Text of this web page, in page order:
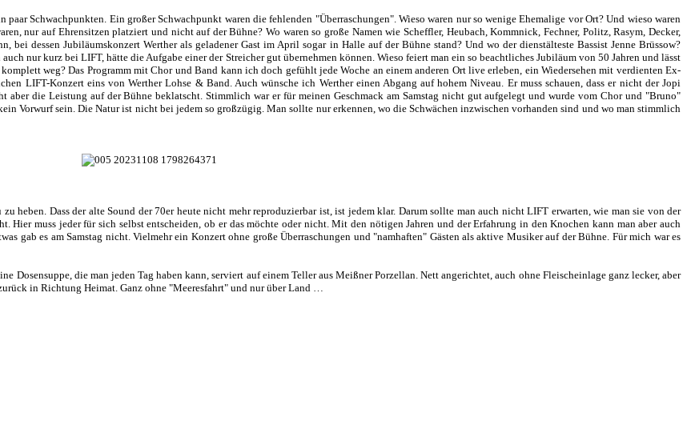
paar Schwachpunkten. Ein großer Schwachpunkt waren die fehlenden "Überraschungen". Wieso waren nur so wenige Ehemalige vor Ort? Und wieso waren
nur auf Ehrensitzen platziert und nicht auf der Bühne? Wo waren so große Namen wie Scheffler, Heubach, Kommnick, Fechner, Politz, Rasym, Decker,
bei dessen Jubiläumskonzert Werther als geladener Gast im April sogar in Halle auf der Bühne stand? Und wo der dienstälteste Bassist Jenne Brüssow?
nur kurz bei LIFT, hätte die Aufgabe einer der Streicher gut übernehmen können. Wieso feiert man ein so beachtliches Jubiläum von 50 Jahren und lässt
weg? Das Programm mit Chor und Band kann ich doch gefühlt jede Woche an einem anderen Ort live erleben, ein Wiedersehen mit verdienten Ex-
LIFT-Konzert eins von Werther Lohse & Band. Auch wünsche ich Werther einen Abgang auf hohem Niveau. Er muss schauen, dass er nicht der Jopi
aber die Leistung auf der Bühne beklatscht. Stimmlich war er für meinen Geschmack am Samstag nicht gut aufgelegt und wurde vom Chor und "Bruno"
Vorwurf sein. Die Natur ist nicht bei jedem so großzügig. Man sollte nur erkennen, wo die Schwächen inzwischen vorhanden sind und wo man stimmlich
heben. Dass der alte Sound der 70er heute nicht mehr reproduzierbar ist, ist jedem klar. Darum sollte man auch nicht LIFT erwarten, wie man sie von der
Hier muss jeder für sich selbst entscheiden, ob er das möchte oder nicht. Mit den nötigen Jahren und der Erfahrung in den Knochen kann man aber auch
gab es am Samstag nicht. Vielmehr ein Konzert ohne große Überraschungen und "namhaften" Gästen als aktive Musiker auf der Bühne. Für mich war es
Dosensuppe, die man jeden Tag haben kann, serviert auf einem Teller aus Meißner Porzellan. Nett angerichtet, auch ohne Fleischeinlage ganz lecker, aber
in Richtung Heimat. Ganz ohne "Meeresfahrt" und nur über Land …